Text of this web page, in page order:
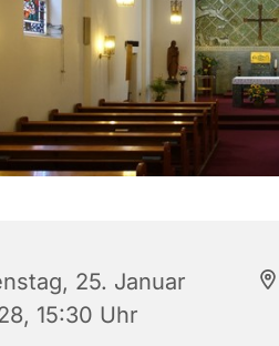
25. Januar
15:30 Uhr